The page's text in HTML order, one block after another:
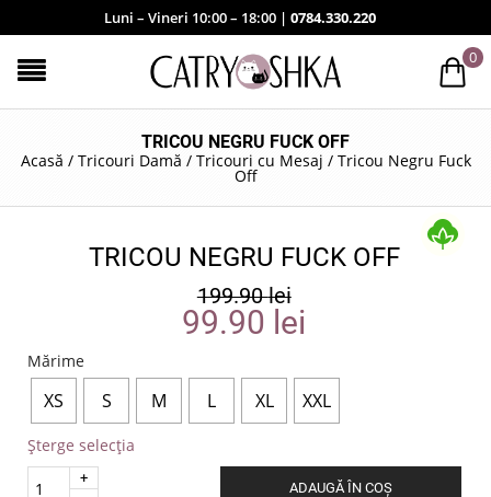
Luni – Vineri 10:00 – 18:00 | 0784.330.220
0
TRICOU NEGRU FUCK OFF
Acasă / Tricouri Damă / Tricouri cu Mesaj / Tricou Negru Fuck
Off
TRICOU NEGRU FUCK OFF
199.90lei
99.90 lei
Mărime
XS S M L XL XXL
Șterge selecția
Quantity
ADAUGĂ ÎN COȘ